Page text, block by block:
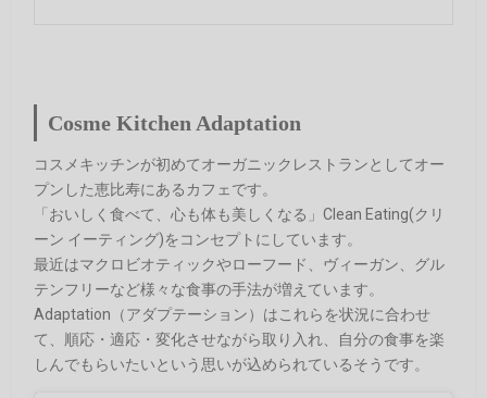
Cosme Kitchen Adaptation
コスメキッチンが初めてオーガニックレストランとしてオー
プンした恵比寿にあるカフェです。
「おいしく食べて、心も体も美しくなる」Clean Eating(クリ
ーン イーティング)をコンセプトにしています。
最近はマクロビオティックやローフード、ヴィーガン、グル
テンフリーなど様々な食事の手法が増えています。
Adaptation（アダプテーション）はこれらを状況に合わせ
て、順応・適応・変化させながら取り入れ、自分の食事を楽
しんでもらいたいという思いが込められているそうです。